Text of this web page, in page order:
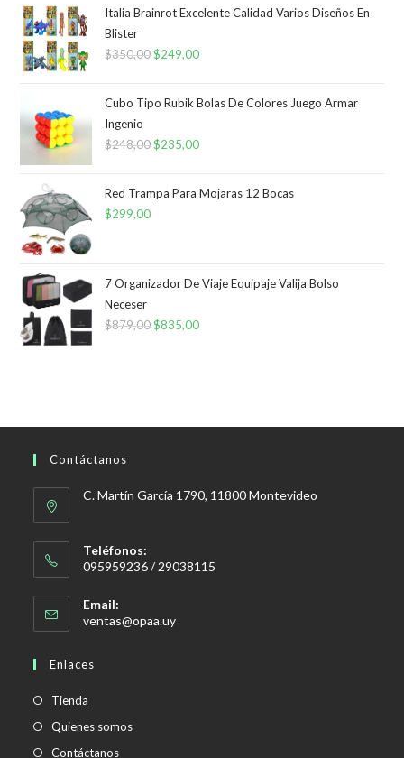
Italia Brainrot Excelente Calidad Varios Diseños En
Blister
$350,00El
original
$350,00.
$249,00El
actual
$249,00.
Cubo Tipo Rubik Bolas De Colores Juego Armar
Ingenio
$248,00El
original
$235,00El
actual
Red Trampa Para Mojaras 12 Bocas
$299,00
7 Organizador De Viaje Equipaje Valija Bolso
Neceser
$879,00El
$835,00El
Contáctanos
C. Martín García 1790, 11800 Montevideo
Teléfonos:
095959236 / 29038115
Email:
ventas@opaa.uySe
Enlaces
Tienda
Quienes somos
Contáctanos